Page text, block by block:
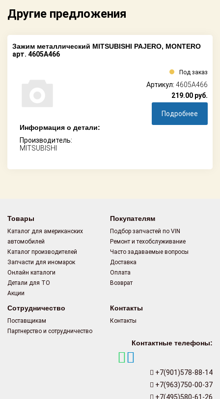
Акции
Новости
Как оформить
Другие предложения
Зажим металлический MITSUBISHI PAJERO, MONTERO
арт. 4605A466
Информация о детали:
Производитель:
MITSUBISHI
Под заказ
Артикул: 4605A466
219.00 руб.
Подробнее
Товары
Каталог для американских
автомобилей
Каталог производителей
Запчасти для иномарок
Онлайн каталоги
Детали для ТО
Акции
Покупателям
Подбор запчастей по VIN
Ремонт и техобслуживание
Часто задаваемые вопросы
Доставка
Оплата
Возврат
Сотрудничество
Поставщикам
Партнерство и сотрудничество
Контакты
Контакты
Контактные телефоны:
+7(901)578-88-14
+7(963)750-00-37
+7(495)580-61-26